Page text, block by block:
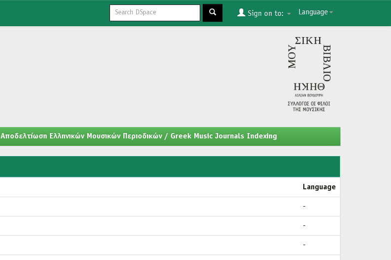
Language
Sign on to:
Αποδελτίωση Ελληνικών Μουσικών Περιοδικών / Greek Music Journals Indexing
Language
-
-
-